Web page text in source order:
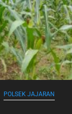
POLSEK JAJARAN